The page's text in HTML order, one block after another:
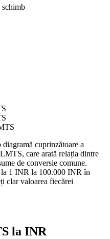
cuprinzătoare a
care arată relația dintre
de conversie comune.
la 1 INR la 100.000 INR în
clar valoarea fiecărei
la INR